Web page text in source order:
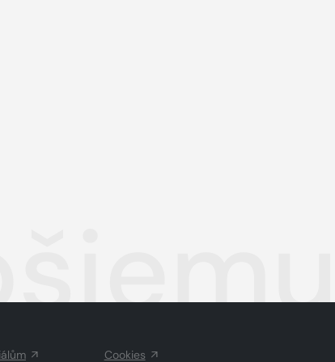
Cookies